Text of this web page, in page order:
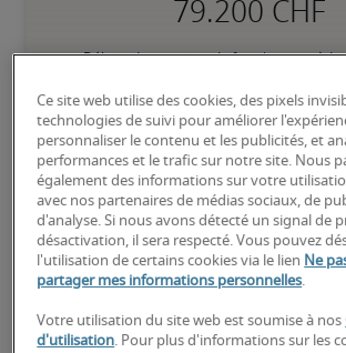
Débute dans ce type de fonction, possède
pour accomplir ses tâches au
50ème percentile
A suffisamment d’expérience pour exercer ses
quotidien sans supervision directe; est à l’aise
et les objets attachés à ses
Ce site web utilise des cookies, des pixels
technologies de suivi pour améliorer
personnaliser le contenu et les publicités, et
performances et le trafic sur notre site. Nous
également des informations sur votre
avec nos partenaires de médias sociaux, de
d'analyse. Si nous avons détecté un signal de
désactivation, il sera respecté. Vous pouvez
l'utilisation de certains cookies via le lien Ne
partager mes informations personnelles.
Votre utilisation du site web est soumise à nos
d'utilisation. Pour plus d'informations sur les